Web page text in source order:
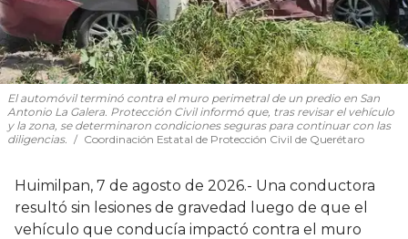
El automóvil terminó contra el muro perimetral de un predio en San
Antonio La Galera. Protección Civil informó que, tras revisar el vehículo
y la zona, se determinaron condiciones seguras para continuar con las
diligencias.
Coordinación Estatal de Protección Civil de Querétaro
Huimilpan, 7 de agosto de 2026.- Una conductora
resultó sin lesiones de gravedad luego de que el
vehículo que conducía impactó contra el muro